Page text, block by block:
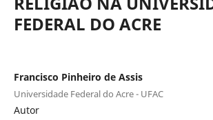
FEDERAL DO ACRE
Francisco Pinheiro de Assis
Universidade Federal do Acre - UFAC
Autor